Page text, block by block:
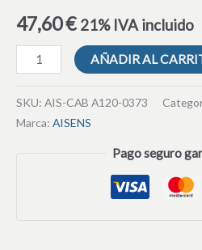
47,60€ 21% IVA incluido
AÑADIR AL
SKU: AIS-CAB A120-0373
Marca: AISENS
Pago seguro